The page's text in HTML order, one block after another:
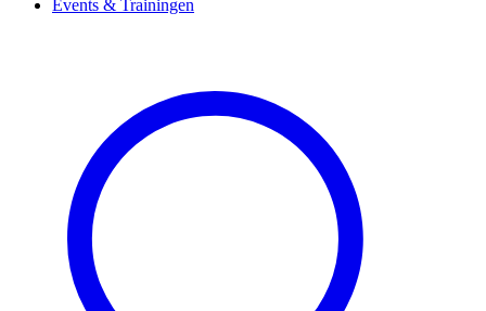
Events & Trainingen